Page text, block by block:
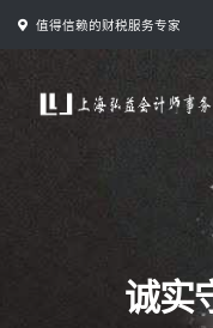
值得信赖的财税服务专家
诚实